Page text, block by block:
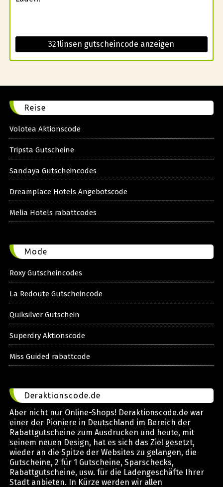
321linsen gutscheincode anzeigen
Reise
Volotea Aktionscode
Tripsta Gutscheine
Sandaya Gutscheincodes
Dreamplace Hotels Angebotscode
Melia Hotels rabattcodes
Mode
Roxy Gutscheincodes
La Redoute Gutscheincode
Quiksilver Gutschein
Superdry Aktionscode
Miss Guided rabattcode
Deraktionscode.de
Aber nicht nur Online-Shops! Deraktionscode.de war
einer der Pioniere in Deutschland im Bereich der
Rabattgutscheine zum Ausdrucken und heute, mit
seinem neuen Design, hat es sich das Ziel gesetzt,
wieder an die Spitze der Websites zu gelangen, die
Gutscheine, 2 für 1 Gutscheine, Sparschecks,
Rabattgutscheine, usw. für die Ladengeschäfte Ihrer
Stadt anbieten. In Kürze werden wir allen